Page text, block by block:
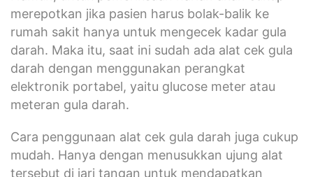
merepotkan jika pasien harus bolak-balik ke
rumah sakit hanya untuk mengecek kadar gula
darah. Maka itu, saat ini sudah ada alat cek gula
darah dengan menggunakan perangkat
elektronik portabel, yaitu glucose meter atau
meteran gula darah.
Cara penggunaan alat cek gula darah juga cukup
mudah. Hanya dengan menusukkan ujung alat
tersebut di jari tangan untuk mendapatkan